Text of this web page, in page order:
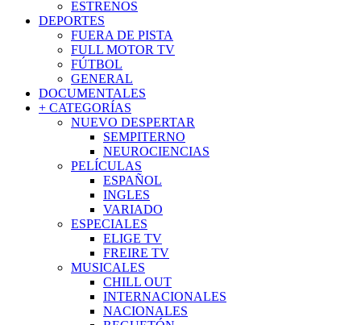
ESTRENOS
DEPORTES
FUERA DE PISTA
FULL MOTOR TV
FÚTBOL
GENERAL
DOCUMENTALES
+ CATEGORÍAS
NUEVO DESPERTAR
SEMPITERNO
NEUROCIENCIAS
PELÍCULAS
ESPAÑOL
INGLES
VARIADO
ESPECIALES
ELIGE TV
FREIRE TV
MUSICALES
CHILL OUT
INTERNACIONALES
NACIONALES